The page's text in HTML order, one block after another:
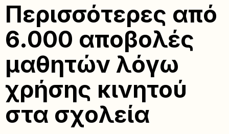
Περισσότερες από
6.000 αποβολές
μαθητών λόγω
χρήσης κινητού
στα σχολεία